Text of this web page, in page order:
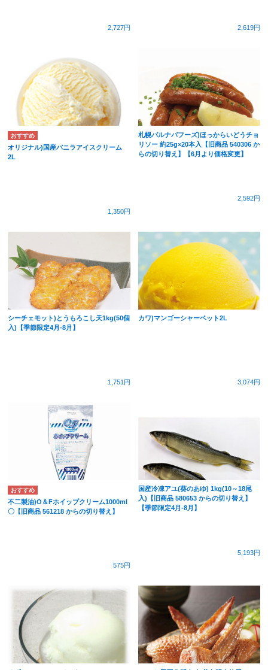
2,727円 2,619円
オリジナル)国産バニラアイスクリーム
2L
1,350円
札幌バルナバフーズ)ほっからいどうチョ
リソー 約25g×20本入【旧商品 540306 か
らの切り替え】【6月より価格変更】
2,592円
シーチェモット)とうもろこし天1kg(50個
入)【季節限定4月-8月】
1,751円
カワ)マンゴーシャーベット2L
3,074円
不二製油)O＆Fホイップクリーム1000ml
〇【旧商品 561218 からの切り替え】
575円
国産冷凍アユ(葵のあゆ) 1kg(10～18尾
入)【旧商品 580653 からの切り替え】
【季節限定4月-8月】
5,193円